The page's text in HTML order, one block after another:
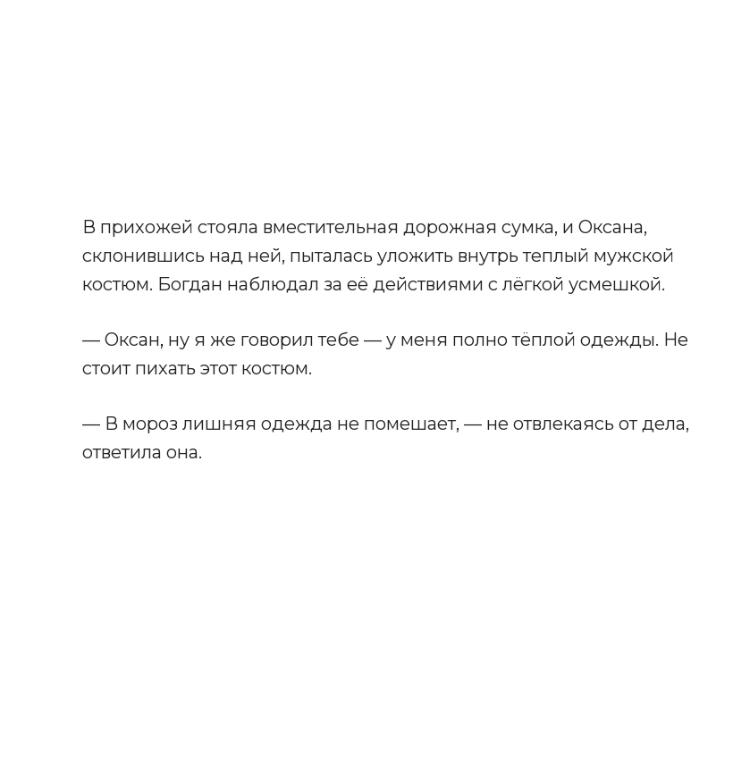
В прихожей стояла вместительная дорожная сумка, и Оксана,
склонившись над ней, пыталась уложить внутрь теплый мужской
костюм. Богдан наблюдал за её действиями с лёгкой усмешкой.
— Оксан, ну я же говорил тебе — у меня полно тёплой одежды. Не
стоит пихать этот костюм.
— В мороз лишняя одежда не помешает, — не отвлекаясь от дела,
ответила она.